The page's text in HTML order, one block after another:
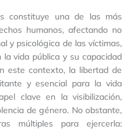
constituye una de las más
humanos, afectando no
y psicológica de las víctimas,
vida pública y su capacidad
este contexto, la libertad de
y esencial para la vida
clave en la visibilización,
de género. No obstante,
múltiples para ejercerla: